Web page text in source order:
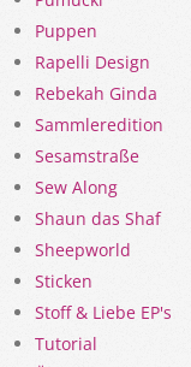
Puppen
Rapelli Design
Rebekah Ginda
Sammleredition
Sesamstraße
Sew Along
Shaun das Shaf
Sheepworld
Sticken
Stoff & Liebe EP's
Tutorial